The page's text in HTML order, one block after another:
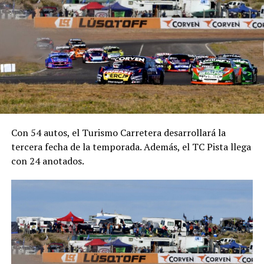
La semana pasada el gobierno nacional adelantó que
abrirá las importaciones para que exista mayor
competencia en el mercado de alimentos, al tiempo que
Con 54 autos, el Turismo Carretera desarrollará la
tercera fecha de la temporada. Además, el TC Pista llega
con 24 anotados.